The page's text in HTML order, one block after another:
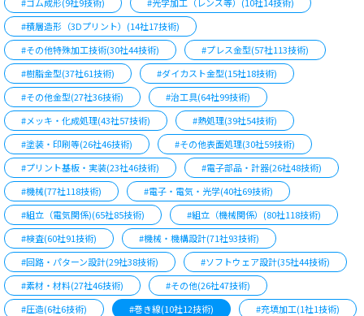
#積層造形（3Dプリント）(14社17技術)
#その他特殊加工技術(30社44技術)
#プレス金型(57社113技術)
#樹脂金型(37社61技術)
#ダイカスト金型(15社18技術)
#その他金型(27社36技術)
#治工具(64社99技術)
#メッキ・化成処理(43社57技術)
#熱処理(39社54技術)
#塗装・印刷等(26社46技術)
#その他表面処理(30社59技術)
#プリント基板・実装(23社46技術)
#電子部品・計器(26社48技術)
#機械(77社118技術)
#電子・電気・光学(40社69技術)
#組立（電気関係)(65社85技術)
#組立（機械関係）(80社118技術)
#検査(60社91技術)
#機械・機構設計(71社93技術)
#回路・パターン設計(29社38技術)
#ソフトウェア設計(35社44技術)
#素材・材料(27社46技術)
#その他(26社47技術)
#圧造(6社6技術)
#巻き線(10社12技術)
#充填加工(1社1技術)